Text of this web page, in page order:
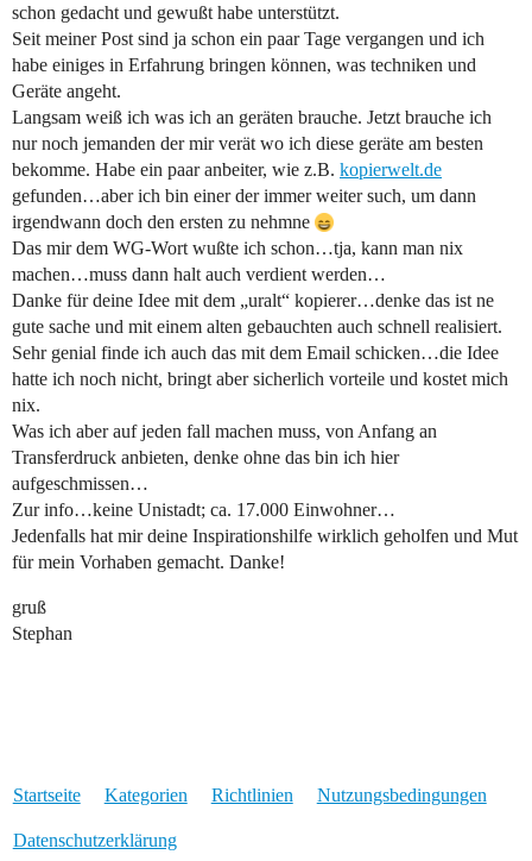
schon gedacht und gewußt habe unterstützt.
Seit meiner Post sind ja schon ein paar Tage vergangen und ich
habe einiges in Erfahrung bringen können, was techniken und
Geräte angeht.
Langsam weiß ich was ich an geräten brauche. Jetzt brauche ich
nur noch jemanden der mir verät wo ich diese geräte am besten
bekomme. Habe ein paar anbeiter, wie z.B. kopierwelt.de
gefunden…aber ich bin einer der immer weiter such, um dann
irgendwann doch den ersten zu nehmne
Das mir dem WG-Wort wußte ich schon…tja, kann man nix
machen…muss dann halt auch verdient werden…
Danke für deine Idee mit dem „uralt“ kopierer…denke das ist ne
gute sache und mit einem alten gebauchten auch schnell realisiert.
Sehr genial finde ich auch das mit dem Email schicken…die Idee
hatte ich noch nicht, bringt aber sicherlich vorteile und kostet mich
nix.
Was ich aber auf jeden fall machen muss, von Anfang an
Transferdruck anbieten, denke ohne das bin ich hier
aufgeschmissen…
Zur info…keine Unistadt; ca. 17.000 Einwohner…
Jedenfalls hat mir deine Inspirationshilfe wirklich geholfen und Mut
für mein Vorhaben gemacht. Danke!
gruß
Stephan
Startseite Kategorien Richtlinien Nutzungsbedingungen
Datenschutzerklärung